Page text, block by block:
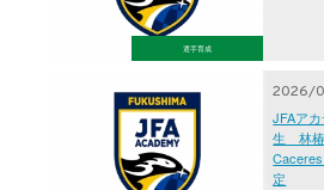
選手育成
2026/
JFAア
生 林椿
定